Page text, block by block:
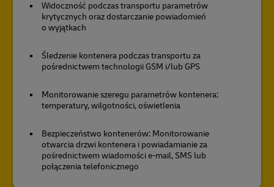
Widoczność podczas transportu parametrów
krytycznych oraz dostarczanie powiadomień
o wyjątkach
Śledzenie kontenera podczas transportu za
pośrednictwem technologii GSM i/lub GPS
Monitorowanie szeregu parametrów kontenera:
temperatury, wilgotności, oświetlenia
Bezpieczeństwo kontenerów: Monitorowanie
otwarcia drzwi kontenera i powiadamianie za
pośrednictwem wiadomości e-mail, SMS lub
połączenia telefonicznego